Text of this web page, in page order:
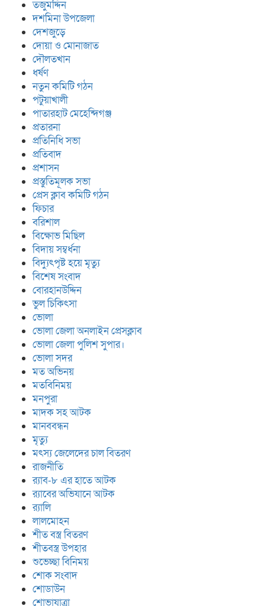
তজুমদ্দিন
দশমিনা উপজেলা
দেশজুড়ে
দোয়া ও মোনাজাত
দৌলতখান
ধর্ষণ
নতুন কমিটি গঠন
পটুয়াখালী
পাতারহাট মেহেন্দিগঞ্জ
প্রতারনা
প্রতিনিধি সভা
প্রতিবাদ
প্রশাসন
প্রস্তুতিমূলক সভা
প্রেস ক্লাব কমিটি গঠন
ফিচার
বরিশাল
বিক্ষোভ মিছিল
বিদায় সম্বর্ধনা
বিদ্যুৎপৃষ্ট হয়ে মৃত্যু
বিশেষ সংবাদ
বোরহানউদ্দিন
ভুল চিকিৎসা
ভোলা
ভোলা জেলা অনলাইন প্রেসক্লাব
ভোলা জেলা পুলিশ সুপার।
ভোলা সদর
মত অভিনয়
মতবিনিময়
মনপুরা
মাদক সহ আটক
মানববন্ধন
মৃত্যু
মৎস্য জেলেদের চাল বিতরণ
রাজনীতি
র‍্যাব-৮ এর হাতে আটক
র‍্যাবের অভিযানে আটক
র‍্যালি
লালমোহন
শীত বস্ত্র বিতরণ
শীতবস্ত্র উপহার
শুভেচ্ছা বিনিময়
শোক সংবাদ
শোডাউন
শোভাযাত্রা